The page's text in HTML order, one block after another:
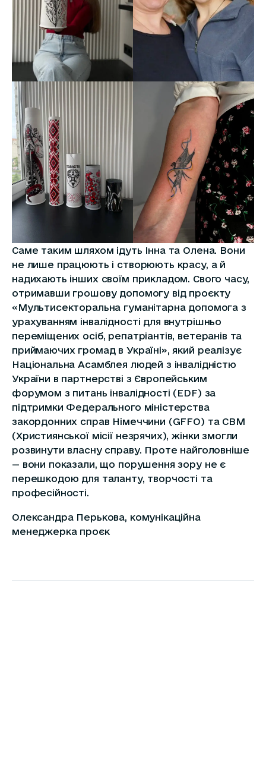
Саме таким шляхом ідуть Інна та Олена. Вони
не лише працюють і створюють красу, а й
надихають інших своїм прикладом. Свого часу,
отримавши грошову допомогу від проєкту
«Мультисекторальна гуманітарна допомога з
урахуванням інвалідності для внутрішньо
переміщених осіб, репатріантів, ветеранів та
приймаючих громад в Україні», який реалізує
Національна Асамблея людей з інвалідністю
України в партнерстві з Європейським
форумом з питань інвалідності (EDF) за
підтримки Федерального міністерства
закордонних справ Німеччини (GFFO) та CBM
(Християнської місії незрячих), жінки змогли
розвинути власну справу. Проте найголовніше
— вони показали, що порушення зору не є
перешкодою для таланту, творчості та
професійності.
Олександра Перькова, комунікаційна
менеджерка проєк